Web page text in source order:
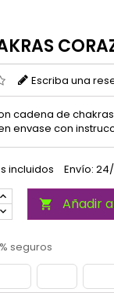
Escriba una
cadena de
envase con
incluidos Envío:
 Añadir
seguros